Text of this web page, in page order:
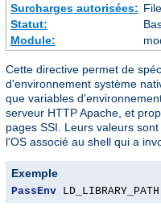
Surcharges autorisées:
Statut:
Module:
Cette directive permet de
d'environnement système
que variables
serveur HTTP Apache, et
pages SSI. Leurs valeurs
l'OS associé au shell qui a
Exemple
PassEnv LD_LIBRARY_PATH